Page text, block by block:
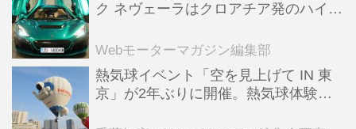
ク ネヴェーラはクロアチア発のハイパ
全版／115】
Webモーターマガジン編集部
熱気球イベント「空を見上げて IN 東
京」が2年ぶりに開催。熱気球体験搭